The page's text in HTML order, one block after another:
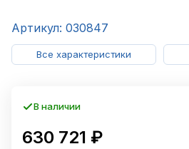
Артикул: 030847
Все характеристики
В наличии
630 721 ₽